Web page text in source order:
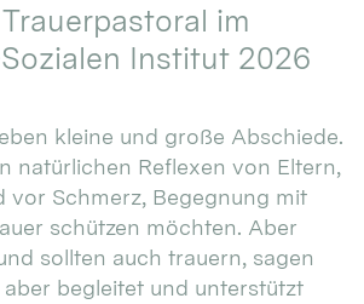
im
Institut 2026
kleine und große Abschiede.
natürlichen Reflexen von Eltern,
vor Schmerz, Begegnung mit
schützen möchten. Aber
sollten auch trauern, sagen
begleitet und unterstützt